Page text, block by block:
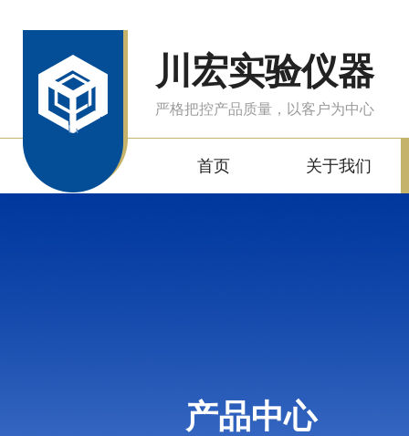
川宏实验仪器
严格把控产品质量，以客户为中心
首页 关于我们
产品中心